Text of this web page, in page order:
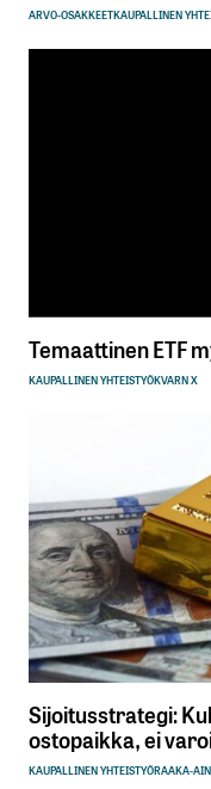
ARVO-OSAKKEETKAUPALLINEN
Temaattinen ETF
KAUPALLINEN YHTEISTYÖKVARN X
Sijoitusstrategi:
ostopaikka, ei
KAUPALLINEN YHTEISTYÖRAAKA-